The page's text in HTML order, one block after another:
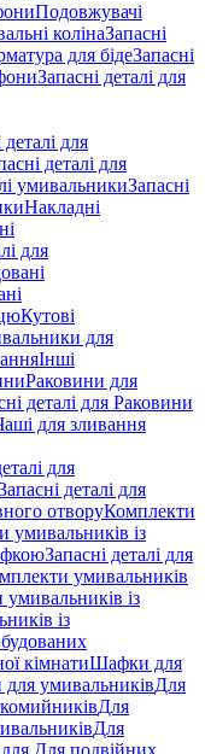
Подовжувачі
колінаЗапасні
для бідеЗапасні
Запасні деталі для
деталі для
деталі для
умивальникиЗапасні
Накладні
для
Кутові
для
Інші
Раковини для
деталі для Раковини
для зливання
для
деталі для
отворуКомплекти
умивальників із
Запасні деталі для
умивальників
умивальників із
із
кімнатиШафки для
умивальниківДля
Для
Для
для Для подвійних